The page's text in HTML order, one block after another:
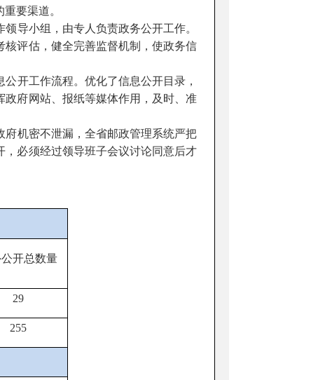
要渠道。
领导小组，由专人负责政务公开工作。
评估，健全完善监督机制，使政务信
开工作流程。优化了信息公开目录，
府网站、报纸等媒体作用，及时、准
机密不泄漏，全省邮政管理系统严把
必须经过领导班子会议讨论同意后才
开总数量
29
255